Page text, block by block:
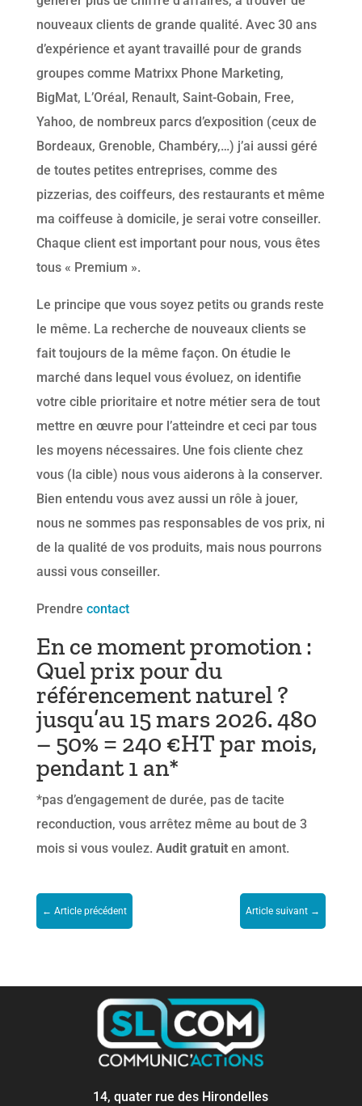
nouveaux clients de grande qualité. Avec 30 ans
d’expérience et ayant travaillé pour de grands
groupes comme Matrixx Phone Marketing,
BigMat, L’Oréal, Renault, Saint-Gobain, Free,
Yahoo, de nombreux parcs d’exposition (ceux de
Bordeaux, Grenoble, Chambéry,…) j’ai aussi géré
de toutes petites entreprises, comme des
pizzerias, des coiffeurs, des restaurants et même
ma coiffeuse à domicile, je serai votre conseiller.
Chaque client est important pour nous, vous êtes
tous « Premium ».
Le principe que vous soyez petits ou grands reste
le même. La recherche de nouveaux clients se
fait toujours de la même façon. On étudie le
marché dans lequel vous évoluez, on identifie
votre cible prioritaire et notre métier sera de tout
mettre en œuvre pour l’atteindre et ceci par tous
les moyens nécessaires. Une fois cliente chez
vous (la cible) nous vous aiderons à la conserver.
Bien entendu vous avez aussi un rôle à jouer,
nous ne sommes pas responsables de vos prix, ni
de la qualité de vos produits, mais nous pourrons
aussi vous conseiller.
Prendre contact
En ce moment promotion :
Quel prix pour du
référencement naturel ?
jusqu’au 15 mars 2026. 480
– 50% = 240 €HT par mois,
pendant 1 an*
*pas d’engagement de durée, pas de tacite
reconduction, vous arrêtez même au bout de 3
mois si vous voulez. Audit gratuiten amont.
← Article précédent Article suivant →
14, quater rue des Hirondelles